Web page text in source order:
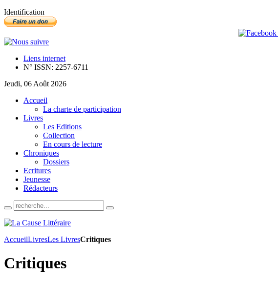
Identification
Liens internet
N° ISSN: 2257-6711
Jeudi, 06 Août 2026
Accueil
La charte de participation
Livres
Les Editions
Collection
En cours de lecture
Chroniques
Dossiers
Ecritures
Jeunesse
Rédacteurs
AccueilLivresLes LivresCritiques
Critiques